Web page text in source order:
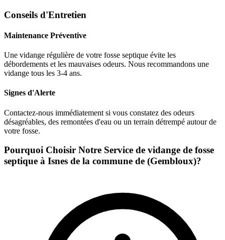
Conseils d'Entretien
Maintenance Préventive
Une vidange régulière de votre fosse septique évite les
débordements et les mauvaises odeurs. Nous recommandons une
vidange tous les 3-4 ans.
Signes d'Alerte
Contactez-nous immédiatement si vous constatez des odeurs
désagréables, des remontées d'eau ou un terrain détrempé autour de
votre fosse.
Pourquoi Choisir Notre Service de vidange de fosse
septique à Isnes de la commune de (Gembloux)?